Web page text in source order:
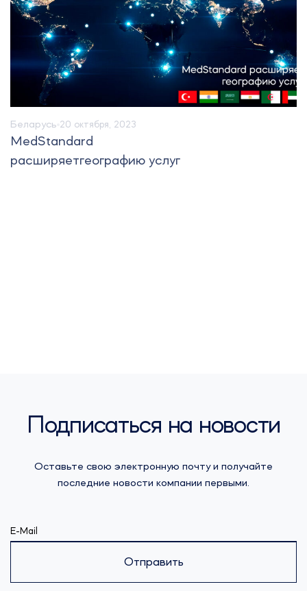
Беларусь 20 октября, 2023
MedStandard
расширяетгеографию услуг
Подписаться на новости
Оставьте свою электронную почту и получайте
последние новости компании первыми.
E-Mail
Отправить